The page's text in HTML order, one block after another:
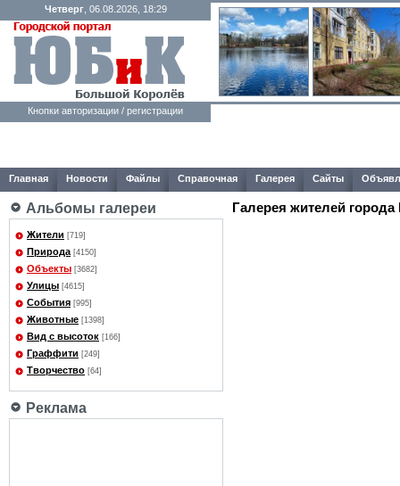
Четверг, 06.08.2026, 18:29
Кнопки авторизации / регистрации
Главная Новости Файлы Справочная Галерея Сайты
Альбомы галереи
Жители [719]
Природа [4150]
Объекты [3682]
Улицы [4615]
События [995]
Животные [1398]
Вид с высоток [166]
Граффити [249]
Творчество [64]
Реклама
Галерея жителей города